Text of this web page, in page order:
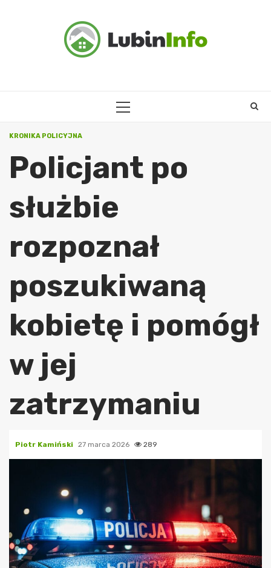
PRIMARY
KRONIKA POLICYJNA
Policjant po
służbie
rozpoznał
poszukiwaną
kobietę i pomógł
w jej
zatrzymaniu
Piotr Kamiński 27 marca 2026 289